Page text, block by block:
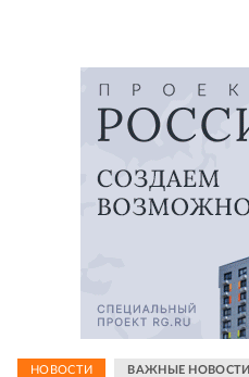
НОВОСТИ ВАЖНЫЕ НОВОСТИ